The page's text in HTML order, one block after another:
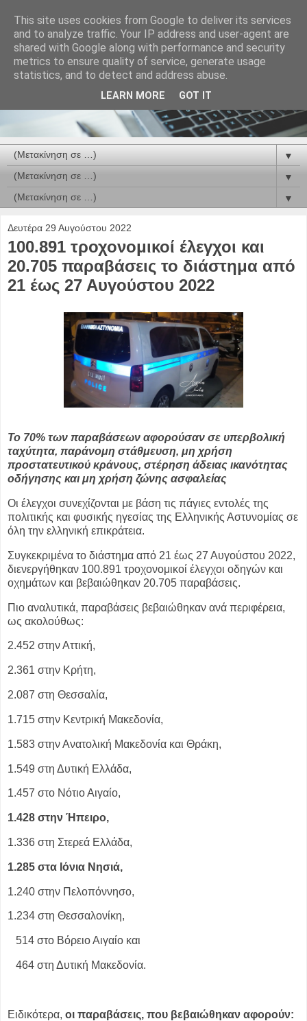
▼
▼
▼
Δευτέρα 29 Αυγούστου 2022
100.891 τροχονομικοί έλεγχοι και
20.705 παραβάσεις το διάστημα από
21 έως 27 Αυγούστου 2022
Το 70% των παραβάσεων αφορούσαν σε υπερβολική
ταχύτητα, παράνομη στάθμευση, μη χρήση
προστατευτικού κράνους, στέρηση άδειας ικανότητας
οδήγησης και μη χρήση ζώνης ασφαλείας
Οι έλεγχοι συνεχίζονται με βάση τις πάγιες εντολές της
πολιτικής και φυσικής ηγεσίας της Ελληνικής Αστυνομίας σε
όλη την ελληνική επικράτεια.
Συγκεκριμένα το διάστημα από 21 έως 27 Αυγούστου 2022,
διενεργήθηκαν 100.891 τροχονομικοί έλεγχοι οδηγών και
οχημάτων και βεβαιώθηκαν 20.705 παραβάσεις.
Πιο αναλυτικά, παραβάσεις βεβαιώθηκαν ανά περιφέρεια,
ως ακολούθως:
2.452 στην Αττική,
2.361 στην Κρήτη,
2.087 στη Θεσσαλία,
1.715 στην Κεντρική Μακεδονία,
1.583 στην Ανατολική Μακεδονία και Θράκη,
1.549 στη Δυτική Ελλάδα,
1.457 στο Νότιο Αιγαίο,
1.428 στην Ήπειρο,
1.336 στη Στερεά Ελλάδα,
1.285 στα Ιόνια Νησιά,
1.240 στην Πελοπόννησο,
1.234 στη Θεσσαλονίκη,
514 στο Βόρειο Αιγαίο και
464 στη Δυτική Μακεδονία.
Ειδικότερα, οι παραβάσεις, που βεβαιώθηκαν αφορούν:
This site uses cookies from Google to deliver its services
and to analyze traffic. Your IP address and user-agent are
shared with Google along with performance and security
metrics to ensure quality of service, generate usage
statistics, and to detect and address abuse.
LEARN MORE GOT IT